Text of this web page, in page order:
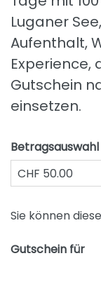
Luganer
Aufenthalt,
Experience,
Gutschein
einsetzen.
Betragsauswahl
Sie können
Gutschein für